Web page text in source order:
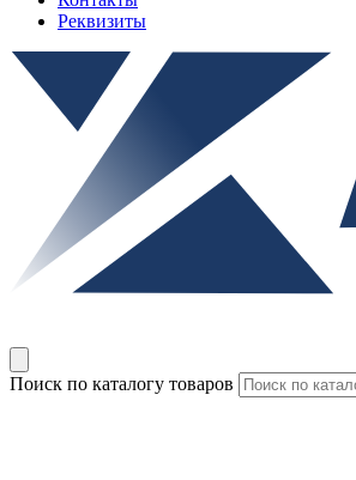
Реквизиты
Поиск по каталогу товаров